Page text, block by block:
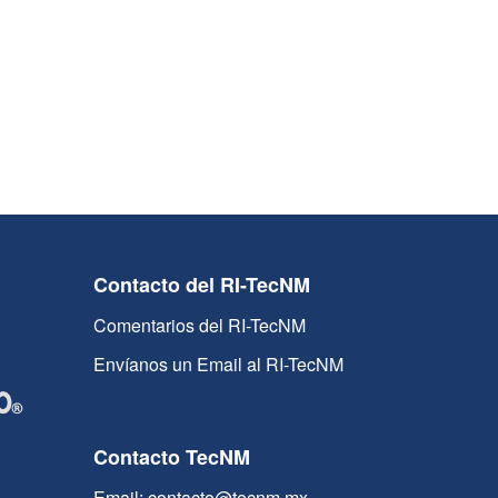
Contacto del RI-TecNM
Comentarios del RI-TecNM
Envíanos un Email al RI-TecNM
Contacto TecNM